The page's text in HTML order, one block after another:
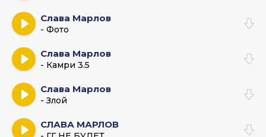
Слава Марлов
- Фото
Слава Марлов
- Камри 3.5
Слава Марлов
- Злой
СЛАВА МАРЛОВ